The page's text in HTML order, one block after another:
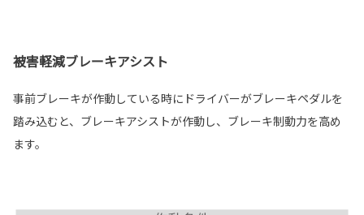
被害軽減ブレーキアシスト
事前ブレーキが作動している時にドライバーがブレーキペダルを
踏み込むと、ブレーキアシストが作動し、ブレーキ制動力を高め
ます。